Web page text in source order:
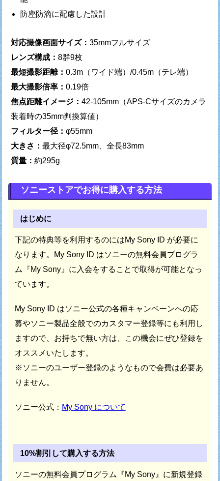
防塵防滴に配慮した設計
対応撮像画面サイズ： 35mmフルサイズ
レンズ構成： 8群9枚
最短撮影距離： 0.3m（ワイド端）/0.45m（テレ端）
最大撮影倍率： 0.19倍
焦点距離イメージ： 42-105mm（APS-Cサイズのカメラ
装着時の35mm判換算値）
フィルター径： φ55mm
大きさ： 最大径φ72.5mm、全長83mm
質量： 約295g
ソニーストアでお得に購入する方法
はじめに
下記の特典等を利用するのにはMy Sony ID が必要に
なります。
My Sony ID はソニーの無料会員プログラ
ム『My Sony』に 入会をすることで取得が可能となっ
ています。
My Sony ID はソニー公式の各種キャンペーンへの応
募やソニー製品全般でのカスタマー登録等にも利用し
ますので、 お持ちで無い方は、この機会にぜひ登録を
オススメいたします。
※ソニーのユーザー登録のようなもので会費は必要あ
りません。
ソニー公式： My Sony について
10%割引して購入する方法
ソニーの無料会員プログラム『My Sony』に新規登録